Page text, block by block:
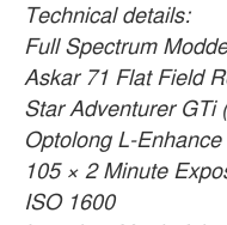
Technical details:
Full Spectrum
Askar 71 Flat Field
Star Adventurer GTi
Optolong L-
105 × 2 Minute
ISO 1600